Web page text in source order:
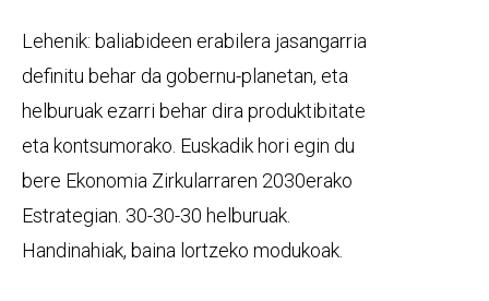
Lehenik: baliabideen erabilera jasangarria
definitu behar da gobernu-planetan, eta
helburuak ezarri behar dira produktibitate
eta kontsumorako. Euskadik hori egin du
bere Ekonomia Zirkularraren 2030erako
Estrategian. 30-30-30 helburuak.
Handinahiak, baina lortzeko modukoak.